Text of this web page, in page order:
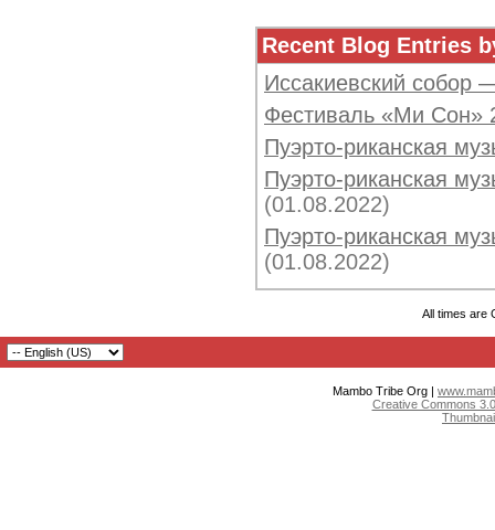
Recent Blog Entries
Иссакиевский собор
Фестиваль «Ми Сон»
Пуэрто-риканская
Пуэрто-риканская
(01.08.2022)
Пуэрто-риканская
(01.08.2022)
All times are
Mambo Tribe Org |
Creative Commons